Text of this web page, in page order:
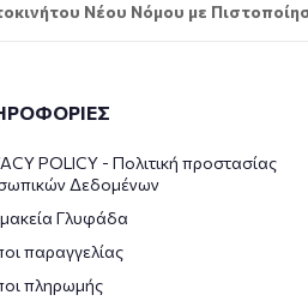
Νέου Νόμου με
POLICY - Πολιτική προστασίας
Δεδομένων
Γλυφάδα
παραγγελίας
πληρωμής